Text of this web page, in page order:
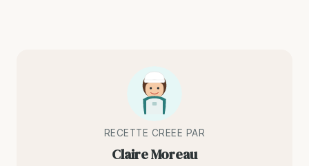
RECETTE CREEE PAR
Claire Moreau